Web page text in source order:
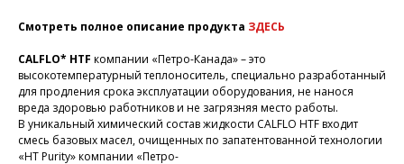
Смотреть полное описание продукта ЗДЕСЬ
CALFLO* HTF компании «Петро-Канада» – это
высокотемпературный теплоноситель, специально разработанный
для продления срока эксплуатации оборудования, не нанося
вреда здоровью работников и не загрязняя место работы.
В уникальный химический состав жидкости CALFLO HTF входит
смесь базовых масел, очищенных по запатентованной технологии
«HT Purity» компании «Петро-